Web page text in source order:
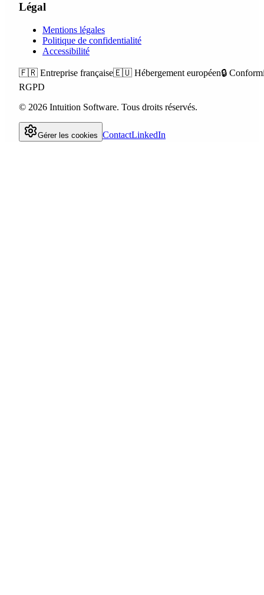
Légal
Mentions légales
Politique de confidentialité
Accessibilité
🇫🇷 Entreprise française🇪🇺 Hébergement européen🔒
RGPD
© 2026 Intuition Software. Tous droits réservés.
Gérer les cookies ContactLinkedIn